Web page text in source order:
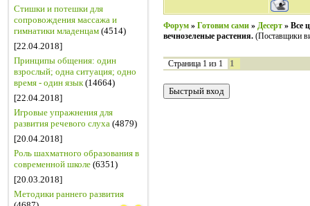
Стишки и потешки для
сопровождения массажа и
гимнатики младенцам (4514)
[22.04.2018]
Принципы общения: один
взрослый; одна ситуация; одно
время - один язык(14664)
[22.04.2018]
Игровые упражнения для
развития речевого слуха (4879)
[20.04.2018]
Роль шахматного образования в
современной школе (6351)
[20.03.2018]
Методики раннего развития
Форум » Готовим сами » Десерт » Все
вечнозеленые растения. (Поставщики
Страница 1 из 1 1